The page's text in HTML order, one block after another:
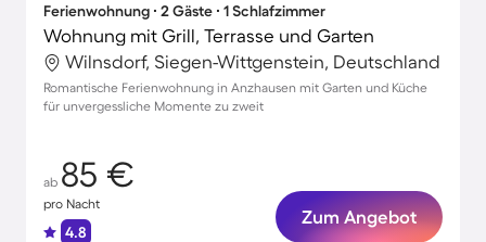
Ferienwohnung ∙ 2 Gäste ∙ 1 Schlafzimmer
Wohnung mit Grill, Terrasse und Garten
Wilnsdorf, Siegen-Wittgenstein, Deutschland
Romantische Ferienwohnung in Anzhausen mit Garten und Küche
für unvergessliche Momente zu zweit
ab 85 €
pro Nacht
4.8
Zum Angebot